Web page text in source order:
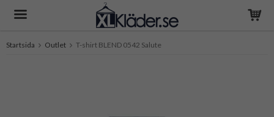
Startsida Outlet T-shirt BLEND 0542 Salute